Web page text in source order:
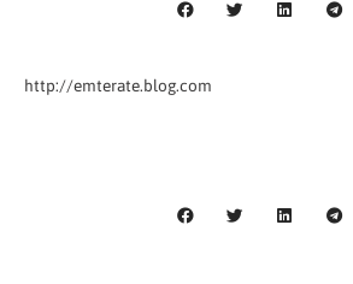
http://emterate.blog.com